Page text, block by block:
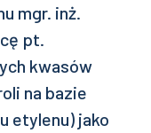
mgr. inż.
pt.
kwasów
na bazie
etylenu) jako